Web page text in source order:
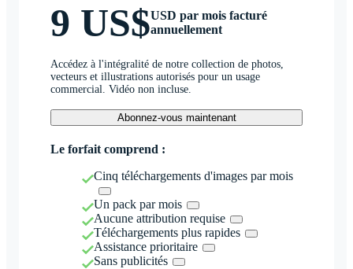
9 US$USD par mois facturé
annuellement
Accédez à l'intégralité de notre collection de photos,
vecteurs et illustrations autorisés pour un usage
commercial. Vidéo non incluse.
Abonnez-vous maintenant
Le forfait comprend :
Cinq téléchargements d'images par mois
Un pack par mois
Aucune attribution requise
Téléchargements plus rapides
Assistance prioritaire
Sans publicités